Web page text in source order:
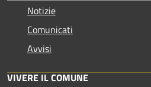
Notizie
Comunicati
Avvisi
VIVERE IL COMUNE